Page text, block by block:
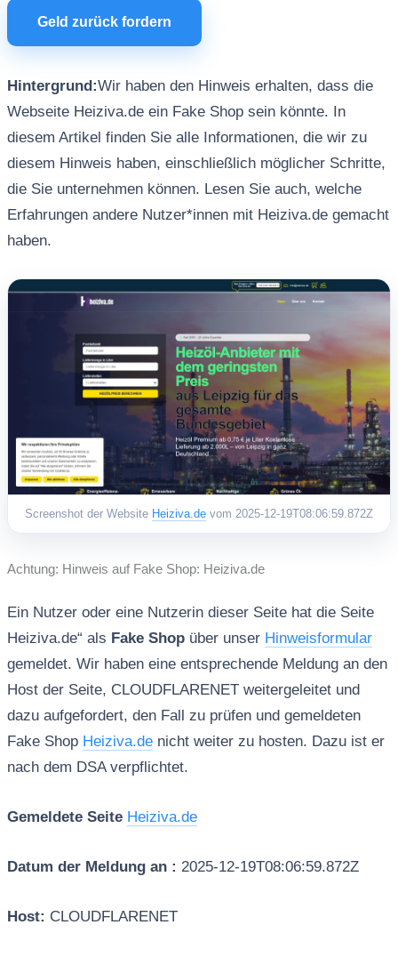
Geld zurück fordern
Hintergrund:Wir haben den Hinweis erhalten, dass die
Webseite Heiziva.de ein Fake Shop sein könnte. In
diesem Artikel finden Sie alle Informationen, die wir zu
diesem Hinweis haben, einschließlich möglicher Schritte,
die Sie unternehmen können. Lesen Sie auch, welche
Erfahrungen andere Nutzer*innen mit Heiziva.de gemacht
haben.
Screenshot der Website Heiziva.de vom 2025-12-19T08:06:59.872Z
Achtung: Hinweis auf Fake Shop: Heiziva.de
Ein Nutzer oder eine Nutzerin dieser Seite hat die Seite
Heiziva.de“ als Fake Shopüber unser Hinweisformular
gemeldet. Wir haben eine entsprechende Meldung an den
Host der Seite, CLOUDFLARENET weitergeleitet und
dazu aufgefordert, den Fall zu prüfen und gemeldeten
Fake Shop Heiziva.denicht weiter zu hosten. Dazu ist er
nach dem DSA verpflichtet.
Gemeldete Seite Heiziva.de
Datum der Meldung an : 2025-12-19T08:06:59.872Z
Host: CLOUDFLARENET